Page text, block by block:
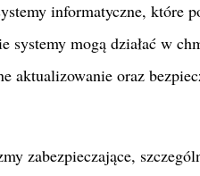
informatyczne, które
mogą działać w
aktualizowanie oraz
zabezpieczające,